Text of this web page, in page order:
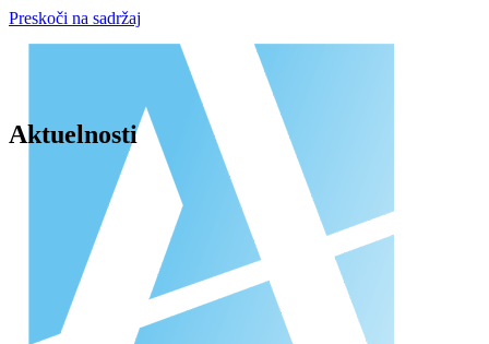
Preskoči na sadržaj
Aktuelnosti